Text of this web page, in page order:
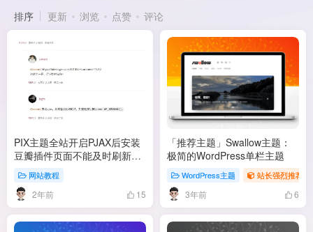
排序 更新 浏览 点赞 评论
PIX主题全站开启PJAX后安装
豆瓣插件页面不能及时刷新的
解决办法（转载）
网站教程
2年前 15
「推荐主题」Swallow主题：
极简的WordPress单栏主题
WordPress主题 站长强烈推荐专
3年前 6